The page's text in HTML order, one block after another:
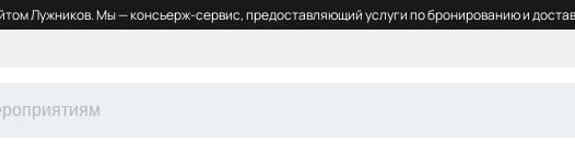
Лужников. Мы — консьерж-сервис, предоставляющий услуги по бронированию и